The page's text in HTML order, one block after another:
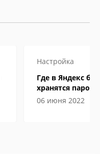
Настройка
Где в Яндекс
хранятся пароли
06 июня 2022